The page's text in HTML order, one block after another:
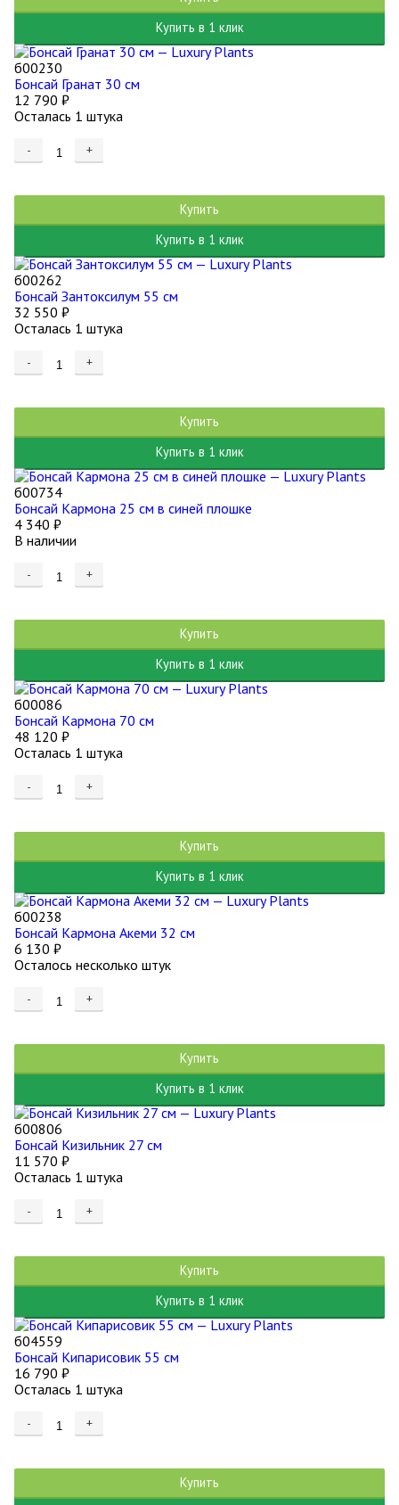
Купить в 1 клик
б00230
Бонсай Гранат 30 см
12 790 ₽
Осталась 1 штука
- +
Купить
Купить в 1 клик
б00262
Бонсай Зантоксилум 55 см
32 550 ₽
Осталась 1 штука
- +
Купить
Купить в 1 клик
б00734
Бонсай Кармона 25 см в синей плошке
4 340 ₽
В наличии
- +
Купить
Купить в 1 клик
б00086
Бонсай Кармона 70 см
48 120 ₽
Осталась 1 штука
- +
Купить
Купить в 1 клик
б00238
Бонсай Кармона Акеми 32 см
6 130 ₽
Осталось несколько штук
- +
Купить
Купить в 1 клик
б00806
Бонсай Кизильник 27 см
11 570 ₽
Осталась 1 штука
- +
Купить
Купить в 1 клик
б04559
Бонсай Кипарисовик 55 см
16 790 ₽
Осталась 1 штука
- +
Купить